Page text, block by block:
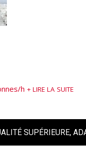
h LIRE LA SUITE
SUPÉRIEURE,